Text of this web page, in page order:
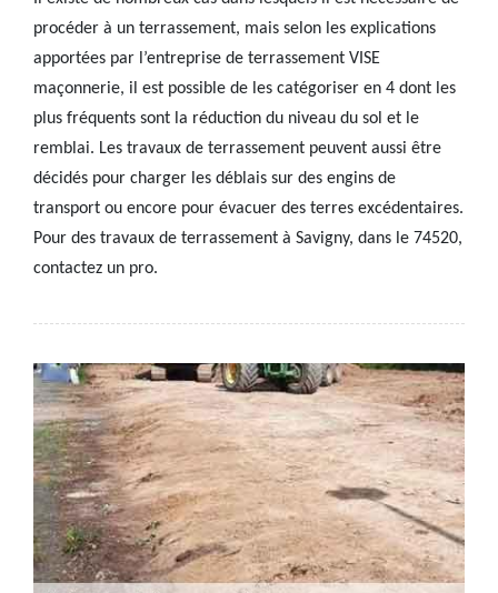
procéder à un terrassement, mais selon les explications
apportées par l’entreprise de terrassement VISE
maçonnerie, il est possible de les catégoriser en 4 dont les
plus fréquents sont la réduction du niveau du sol et le
remblai. Les travaux de terrassement peuvent aussi être
décidés pour charger les déblais sur des engins de
transport ou encore pour évacuer des terres excédentaires.
Pour des travaux de terrassement à Savigny, dans le 74520,
contactez un pro.